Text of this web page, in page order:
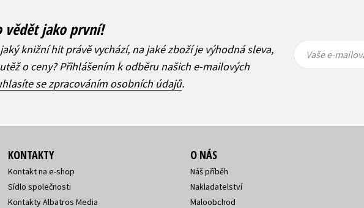
vědět jako první!
knižní hit právě vychází, na jaké zboží je výhodná sleva,
o ceny? Přihlášením k odběru našich e-mailových
se zpracováním osobních údajů.
mailová
mailová
Vaše e-
KONTAKTY
Kontakt na e-shop
Sídlo společnosti
Kontakty Albatros Media
O NÁS
Náš příběh
Nakladatelství
Maloobchod